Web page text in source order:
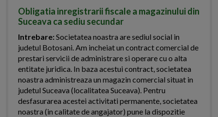
Obligatia inregistrarii fiscale a magazinului din
Suceava ca sediu secundar
Intrebare:Societatea noastra are sediul social in
judetul Botosani. Am incheiat un contract comercial de
prestari servicii de administrare si operare cu o alta
entitate juridica. In baza acestui contract, societatea
noastra administreaza un magazin comercial situat in
judetul Suceava (localitatea Suceava). Pentru
desfasurarea acestei activitati permanente, societatea
noastra (in calitate de angajator) pune la dispozitie